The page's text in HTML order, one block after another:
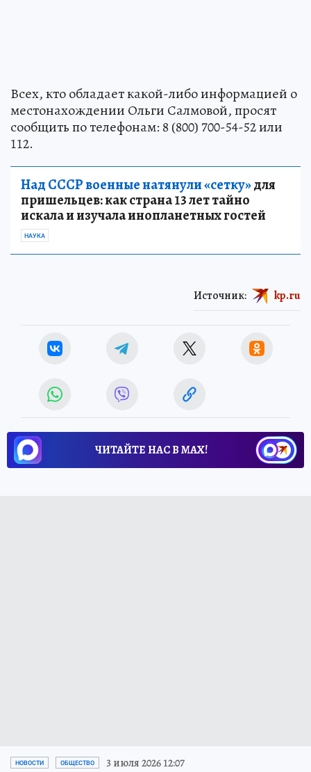
Всех, кто обладает какой-либо информацией о
местонахождении Ольги Салмовой, просят
сообщить по телефонам: 8 (800) 700-54-52 или
112.
Над СССР военные натянули «сетку»для
пришельцев: как страна 13 лет тайно
искала и изучала инопланетных гостей
НАУКА
Источник: kp.ru
ЧИТАЙТЕ НАС В МАХ!
НОВОСТИ ОБЩЕСТВО 3 июля 2026 12:07